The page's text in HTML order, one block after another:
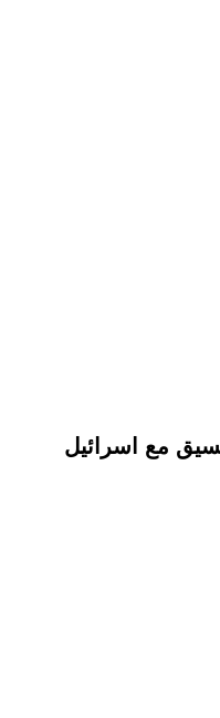
مع اسرائيل